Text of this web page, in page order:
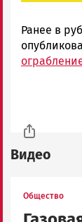
Ранее в
Видео
Общество